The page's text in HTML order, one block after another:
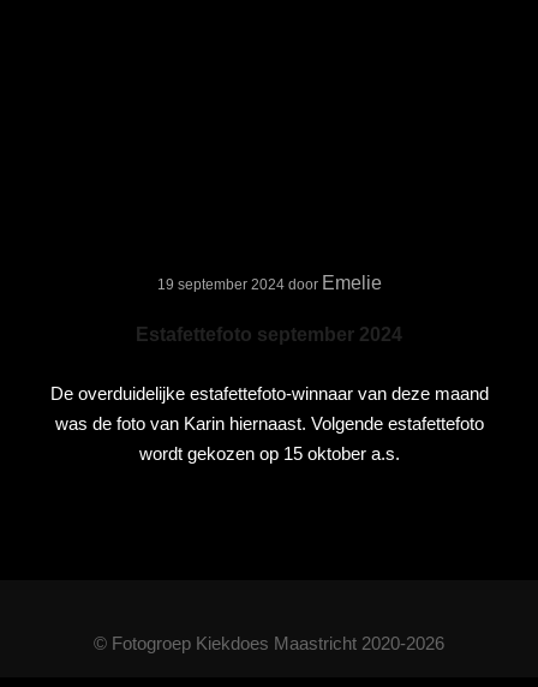
19 september 2024door Emelie
Estafettefoto september 2024
De overduidelijke estafettefoto-winnaar van deze maand
was de foto van Karin hiernaast. Volgende estafettefoto
wordt gekozen op 15 oktober a.s.
© Fotogroep Kiekdoes Maastricht 2020-2026